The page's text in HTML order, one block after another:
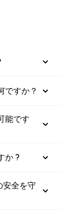
ですか？
能です
か ?
安全を守